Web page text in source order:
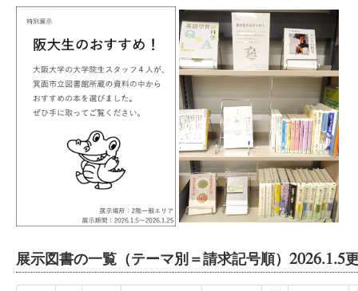
展示図書の一覧（テーマ別＝請求記号順）2026.1.5